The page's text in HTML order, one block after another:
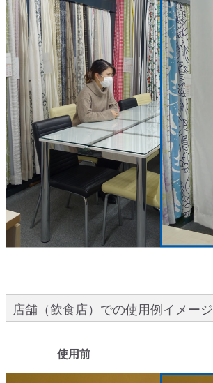
店舗（飲食店）での使用例イメージ
使用前